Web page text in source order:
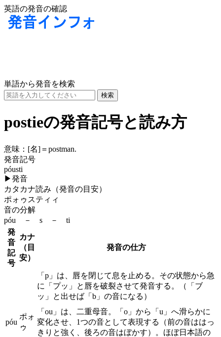
英語の発音の確認
単語から発音を検索
postieの発音記号と読み方
意味： [名] ＝postman.
発音記号
póusti
▶発音
カタカナ読み（発音の目安）
ポォゥスティィ
音の分解
póu － s － ti
発
音
記
号
カナ
（目
安）
発音の仕方
póu
ポォ
ゥ
「p」は、唇を閉じて息を止める。その状態から急
に「プッ」と唇を破裂させて発音する。（「ブ
ッ」と出せば「b」の音になる）
「ou」は、二重母音。「o」から「u」へ滑らかに
変化させ、1つの音として表現する（前の音ははっ
きりと強く、後ろの音はぼかす）。ほぼ日本語の